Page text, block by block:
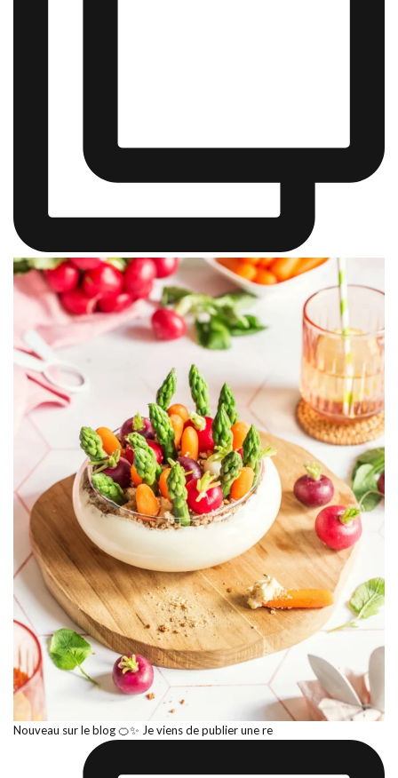
Nouveau sur le blog 🍊✨ Je viens de publier une re